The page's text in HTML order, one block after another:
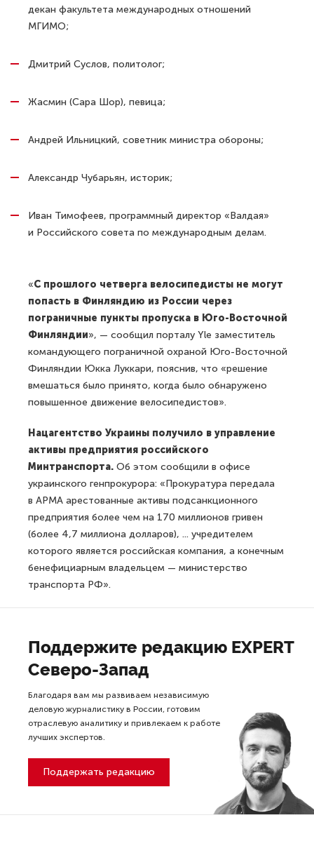
декан факультета международных отношений
МГИМО;
Дмитрий Суслов, политолог;
Жасмин (Сара Шор), певица;
Андрей Ильницкий, советник министра обороны;
Александр Чубарьян, историк;
Иван Тимофеев, программный директор «Валдая»
и Российского совета по международным делам.
«С прошлого четверга велосипедисты не могут
попасть в Финляндию из России через
пограничные пункты пропуска в Юго-Восточной
Финляндии», — сообщил порталу Yle заместитель
командующего пограничной охраной Юго-Восточной
Финляндии Юкка Луккари, пояснив, что «решение
вмешаться было принято, когда было обнаружено
повышенное движение велосипедистов».
Нацагентство Украины получило в управление
активы предприятия российского
Минтранспорта. Об этом сообщили в офисе
украинского генпрокурора: «Прокуратура передала
в АРМА арестованные активы подсанкционного
предприятия более чем на 170 миллионов гривен
(более 4,7 миллиона долларов), ... учредителем
которого является российская компания, а конечным
бенефициарным владельцем — министерство
транспорта РФ».
Поддержите редакцию EXPERT
Северо-Запад
Благодаря вам мы развиваем независимую
деловую журналистику в России, готовим
отраслевую аналитику и привлекаем к работе
лучших экспертов.
Поддержать редакцию